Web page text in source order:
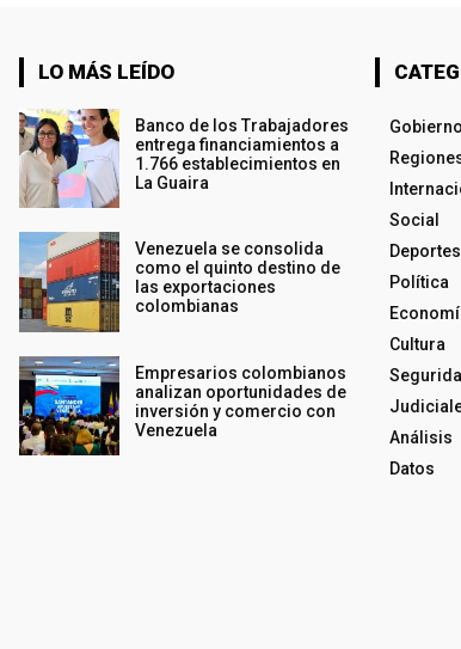
LO MÁS LEÍDO
Banco de los Trabajadores
entrega financiamientos a
1.766 establecimientos en
La Guaira
Venezuela se consolida
como el quinto destino de
las exportaciones
colombianas
Empresarios colombianos
analizan oportunidades de
inversión y comercio con
Venezuela
Gobierno
Social
Deportes
Política
Cultura
Análisis
Datos